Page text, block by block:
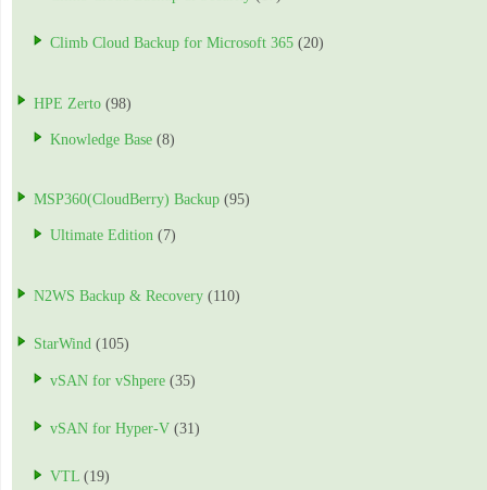
Climb Cloud Backup for Microsoft 365 (20)
HPE Zerto (98)
Knowledge Base (8)
MSP360(CloudBerry) Backup (95)
Ultimate Edition (7)
N2WS Backup & Recovery (110)
StarWind (105)
vSAN for vShpere (35)
vSAN for Hyper-V (31)
VTL (19)